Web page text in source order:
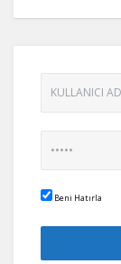
Beni Hatırla